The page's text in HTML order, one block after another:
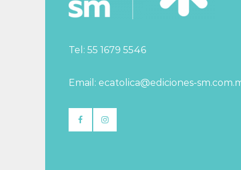
Tel: 55 1679 5546
Email: ecatolica@ediciones-